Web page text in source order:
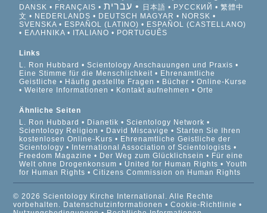
DANSK
FRANÇAIS עברית 日本語 РУССКИЙ
繁體中
文
NEDERLANDS DEUTSCH MAGYAR
NORSK
SVENSKA
ESPAÑOL (LATINO)
ESPAÑOL (CASTELLANO)
ΕΛΛΗΝΙΚA
ITALIANO PORTUGUÊS
Links
L. Ron Hubbard
Scientology Anschauungen und Praxis
Eine Stimme für die Menschlichkeit
Ehrenamtliche
Geistliche
Häufig gestellte Fragen Bücher
Online-Kurse
Weitere Informationen
Kontakt aufnehmen Orte
Ähnliche Seiten
L. Ron Hubbard
Dianetik
Scientology Network
Scientology Religion
David Miscavige
Starten Sie Ihren
kostenlosen Online-Kurs
Ehrenamtliche Geistliche der
Scientology
International Association of Scientologists
Freedom Magazine
Der Weg zum Glücklichsein
Für eine
Welt ohne Drogenkonsum
United for Human Rights
Youth
for Human Rights
Citizens Commission on Human Rights
© 2026 Scientology Kirche International. Alle Rechte
vorbehalten. Datenschutzinformationen •Cookie-Richtlinie •